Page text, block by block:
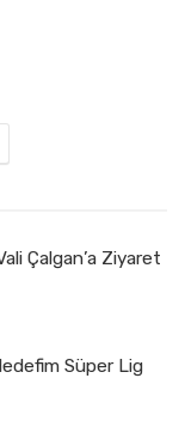
Çalgan’a Ziyaret
Süper Lig